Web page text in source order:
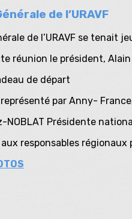
de l’URAVF
de l’URAVF se tenait
réunion le président,
de départ
par Anny-
NOBLAT Présidente
responsables régionaux